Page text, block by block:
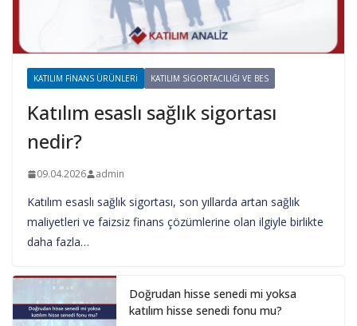
KATILIM FINANS ÜRÜNLERI KATILIM SIGORTACILIĞI VE BES
Katılım esaslı sağlık sigortası
nedir?
09.04.2026 admin
Katılım esaslı sağlık sigortası, son yıllarda artan sağlık
maliyetleri ve faizsiz finans çözümlerine olan ilgiyle birlikte
daha fazla…
Doğrudan hisse senedi mi yoksa
katılım hisse senedi fonu mu?